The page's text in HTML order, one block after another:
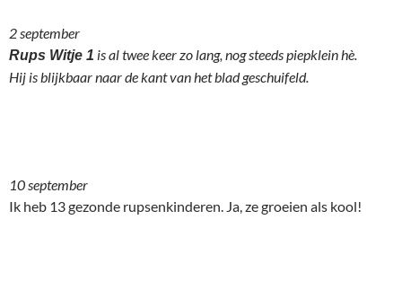
2 september
Rups Witje 1 is al twee keer zo lang, nog steeds piepklein hè.
Hij is blijkbaar naar de kant van het blad geschuifeld.
10 september
Ik heb 13 gezonde rupsenkinderen. Ja, ze groeien als kool!